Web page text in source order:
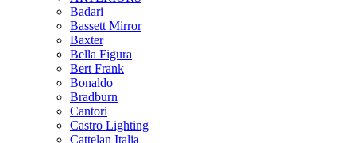
Badari
Bassett Mirror
Baxter
Bella Figura
Bert Frank
Bonaldo
Bradburn
Cantori
Castro Lighting
Cattelan Italia